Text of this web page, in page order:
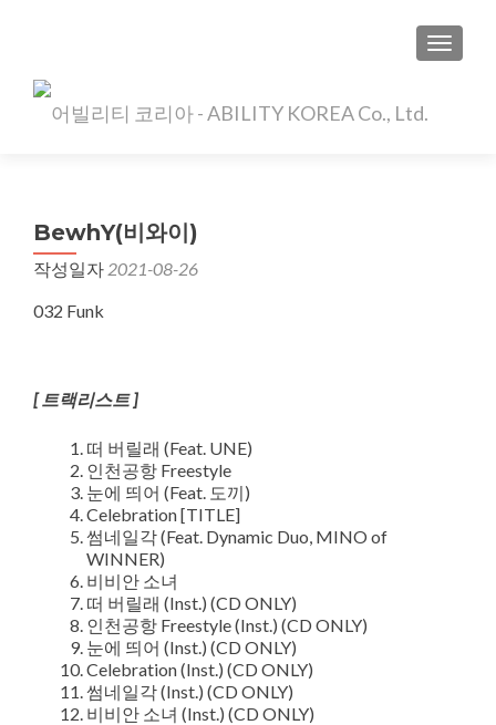
BewhY(비와이)
작성일자 2021-08-26
032 Funk
[ 트랙리스트 ]
떠 버릴래 (Feat. UNE)
인천공항 Freestyle
눈에 띄어 (Feat. 도끼)
Celebration [TITLE]
썸네일각 (Feat. Dynamic Duo, MINO of
WINNER)
비비안 소녀
떠 버릴래 (Inst.) (CD ONLY)
인천공항 Freestyle (Inst.) (CD ONLY)
눈에 띄어 (Inst.) (CD ONLY)
Celebration (Inst.) (CD ONLY)
썸네일각 (Inst.) (CD ONLY)
비비안 소녀 (Inst.) (CD ONLY)